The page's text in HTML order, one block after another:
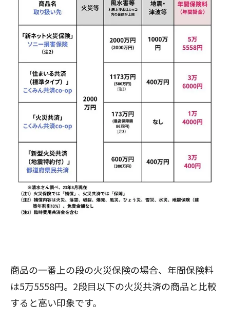
商品の一番上の段の火災保険の場合、年間保険料
は5万5558円。2段目以下の火災共済の商品と比較
すると高い印象です。